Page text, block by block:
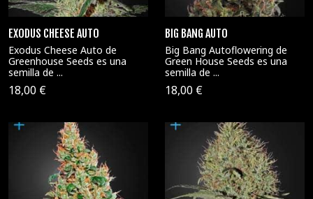
EXODUS CHEESE AUTO
Exodus Cheese Auto de
Greenhouse Seeds es una
semilla de ...
18,00 €
BIG BANG AUTO
Big Bang Autoflowering de
Green House Seeds es una
semilla de ...
18,00 €